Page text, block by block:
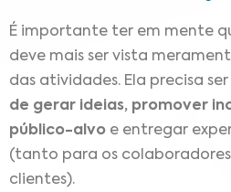
É importante ter em mente
deve mais ser vista
das atividades. Ela precisa
de gerar ideias, promover
público-alvo e entregar
(tanto para os
clientes).